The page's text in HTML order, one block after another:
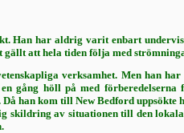
Han har aldrig varit enbart
att hela tiden följa med
verksamhet. Men han
gång höll på med
han kom till New Bed­ford uppsökte
skildring av situationen till den